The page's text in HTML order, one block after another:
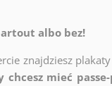
albo bez!
znajdziesz
chcesz mieć